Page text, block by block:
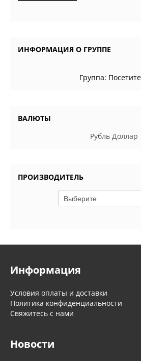
ИНФОРМАЦИЯ О ГРУППЕ
Группа:
ВАЛЮТЫ
Рубль Доллар
ПРОИЗВОДИТЕЛЬ
Информация
Условия оплаты и доставки
Политика конфиденциальности
Свяжитесь с нами
Новости